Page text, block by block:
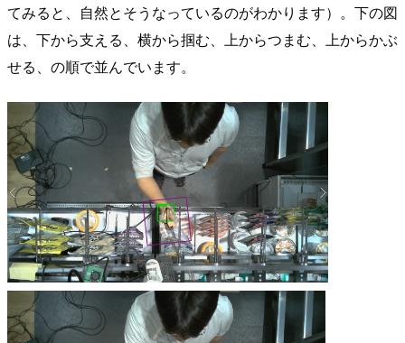
てみると、自然とそうなっているのがわかります）。下の図
は、下から支える、横から掴む、上からつまむ、上からかぶ
せる、の順で並んでいます。